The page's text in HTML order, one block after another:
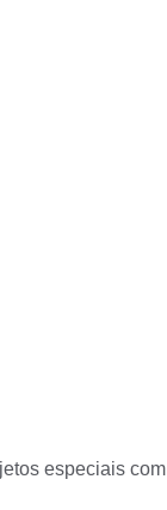
especiais com